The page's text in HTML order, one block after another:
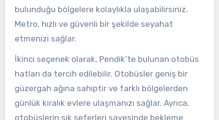
bulunduğu bölgelere kolaylıkla ulaşabilirsiniz.
Metro, hızlı ve güvenli bir şekilde seyahat
etmenizi sağlar.
İkinci seçenek olarak, Pendik’te bulunan otobüs
hatları da tercih edilebilir. Otobüsler geniş bir
güzergah ağına sahiptir ve farklı bölgelerden
günlük kiralık evlere ulaşmanızı sağlar. Ayrıca,
otobüslerin sık seferleri sayesinde bekleme